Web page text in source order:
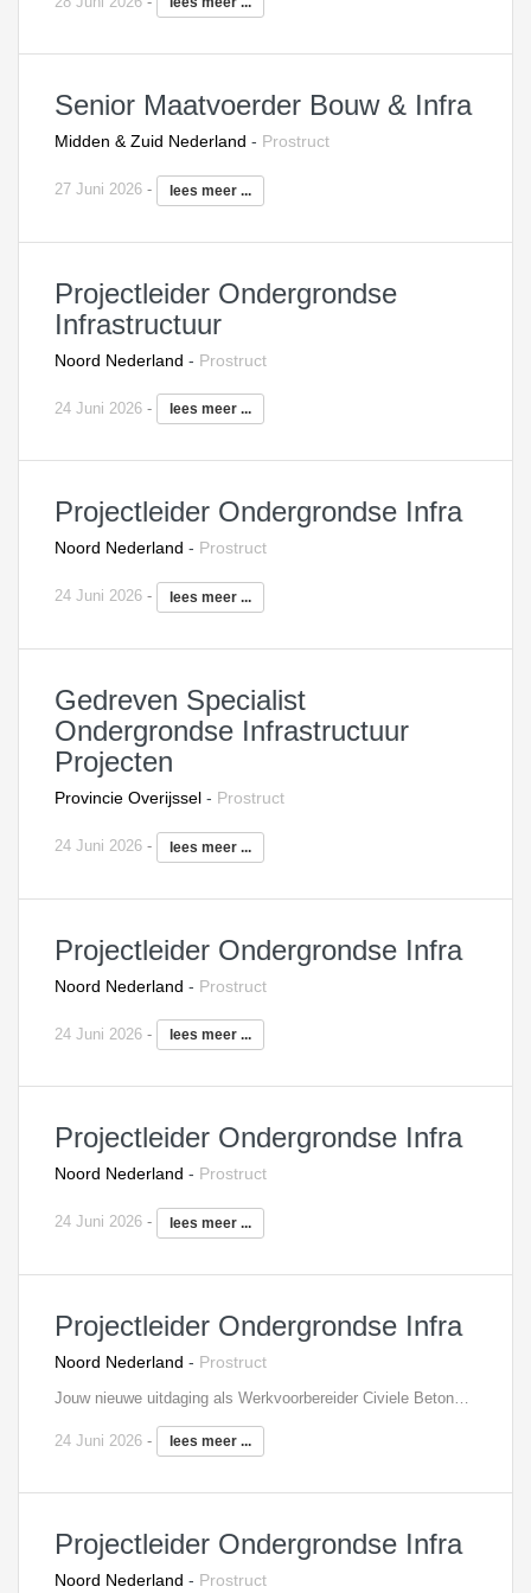
Senior Maatvoerder Bouw & Infra
Midden & Zuid Nederland - Prostruct
27 Juni 2026 - lees meer ...
Projectleider Ondergrondse
Infrastructuur
Noord Nederland - Prostruct
24 Juni 2026 - lees meer ...
Projectleider Ondergrondse Infra
Noord Nederland - Prostruct
24 Juni 2026 - lees meer ...
Gedreven Specialist
Ondergrondse Infrastructuur
Projecten
Provincie Overijssel - Prostruct
24 Juni 2026 - lees meer ...
Projectleider Ondergrondse Infra
Noord Nederland - Prostruct
24 Juni 2026 - lees meer ...
Projectleider Ondergrondse Infra
Noord Nederland - Prostruct
24 Juni 2026 - lees meer ...
Projectleider Ondergrondse Infra
Noord Nederland - Prostruct
24 Juni 2026 - lees meer ...
Projectleider Ondergrondse Infra
Noord Nederland - Prostruct